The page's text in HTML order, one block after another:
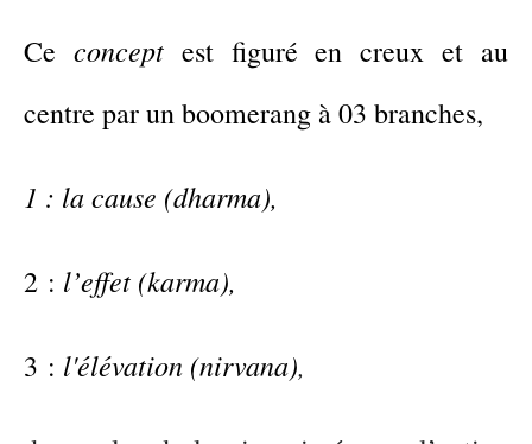
Ce concept est figuréen creux et au
centre parun boomerang à 03 branches,
1 : la cause (dharma),
2 : l’effet (karma),
3 : l'élévation (nirvana),